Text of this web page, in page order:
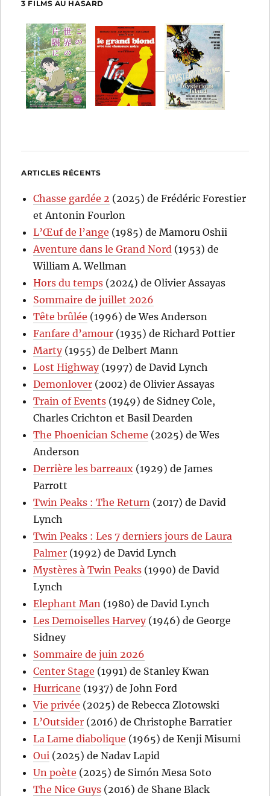
3 FILMS AU HASARD
ARTICLES RÉCENTS
Chasse gardée 2 (2025) de Frédéric Forestier
et Antonin Fourlon
L’Œuf de l’ange (1985) de Mamoru Oshii
Aventure dans le Grand Nord (1953) de
William A. Wellman
Hors du temps (2024) de Olivier Assayas
Sommaire de juillet 2026
Tête brûlée (1996) de Wes Anderson
Fanfare d’amour (1935) de Richard Pottier
Marty(1955) de Delbert Mann
Lost Highway(1997) de David Lynch
Demonlover (2002) de Olivier Assayas
Train of Events (1949) de Sidney Cole,
Charles Crichton et Basil Dearden
The Phoenician Scheme (2025) de Wes
Anderson
Derrière les barreaux (1929) de James
Parrott
Twin Peaks : The Return (2017) de David
Lynch
Twin Peaks : Les 7 derniers jours de Laura
Palmer (1992) de David Lynch
Mystères à Twin Peaks (1990) de David
Lynch
Elephant Man (1980) de David Lynch
Les Demoiselles Harvey(1946) de George
Sidney
Sommaire de juin 2026
Center Stage (1991) de Stanley Kwan
Hurricane (1937) de John Ford
Vie privée (2025) de Rebecca Zlotowski
L’Outsider (2016) de Christophe Barratier
La Lame diabolique (1965) de Kenji Misumi
Oui (2025) de Nadav Lapid
Un poète (2025) de Simón Mesa Soto
The Nice Guys (2016) de Shane Black